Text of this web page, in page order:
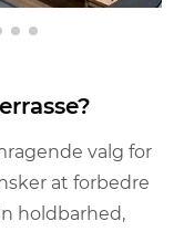
valg for
at forbedre
holdbarhed,